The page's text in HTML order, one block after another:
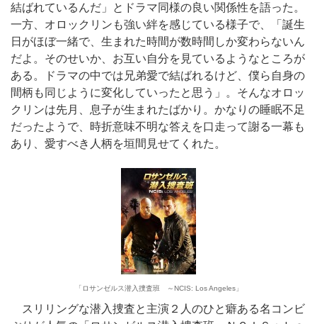
結ばれているんだ」とドラマ同様の良い関係性を語った。
一方、オロックリンも強い絆を感じている様子で、「誕生
日がほぼ一緒で、生まれた時間が数時間しか変わらないん
だよ。そのせいか、お互い自分を見ているようなところが
ある。ドラマの中では兄弟愛で結ばれるけど、僕ら自身の
間柄も同じように変化していったと思う」。そんなオロッ
クリンは先月、息子が生まれたばかり。かなりの睡眠不足
だったようで、時折意味不明な答えを口走って謝る一幕も
あり、愛すべき人柄を垣間見せてくれた。
「ロサンゼルス潜入捜査班 ～NCIS: Los Angeles」
スリリングな潜入捜査と主演２人のひと癖ある名コンビ